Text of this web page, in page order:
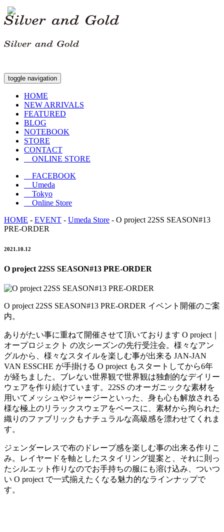
toggle navigation
HOME
NEW ARRIVALS
FEATURED
BLOG
NOTEBOOK
STORE
CONTACT
ONLINE STORE
FACEBOOK
Umeda
Tokyo
Online Store
HOME - EVENT - Umeda Store - O project 22SS SEASON#13
PRE-ORDER
2021.10.12
O project 22SS SEASON#13 PRE-ORDER
O project 22SS SEASON#13 PRE-ORDER イベント開催のご案
内。
ありがたい事に重ねて開催させて頂いております O project｜
オープロジェクト の次シーズンの先行受注会。様々なアン
グルから、様々なスタイルを楽しむ事が出来る JAN-JAN
VAN ESSCHE が手掛ける O project もスタートしてから6年
が経ちました。ブレない世界観で世界観は独創的なデイリー
ウェアを作り続けています。22SS のオーガニックな素材を
用いてメッシュやジャージーといった、身も心も解放される
様な極上のリラックスウェアをベースに、素材から拘られた
織りのファブリックもナチュラルな高級感を漂わせてくれま
す。
ジェンダーレスで布のドレープ感を楽しむ事の出来る作りこ
み。レイヤードを軸としたスタイリング提案と、それに則っ
たシルエット作りなのでお手持ちの服にも溶け込み、ついつ
い O project で一式揃えたくなる魅力的なラインナップで
す。